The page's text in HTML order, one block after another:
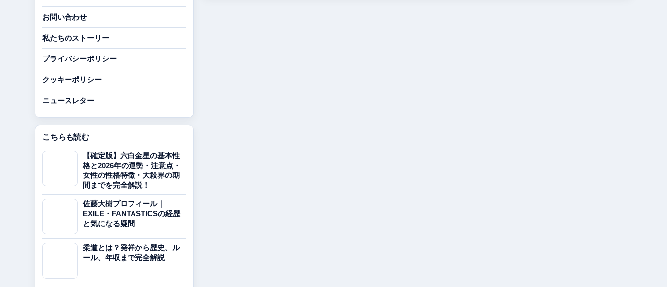
お問い合わせ
私たちのストーリー
プライバシーポリシー
クッキーポリシー
ニュースレター
こちらも読む
【確定版】六白金星の基本性
格と2026年の運勢・注意点・
女性の性格特徴・大殺界の期
間までを完全解説！
佐藤大樹プロフィール｜
EXILE・FANTASTICSの経歴
と気になる疑問
柔道とは？発祥から歴史、ル
ール、年収まで完全解説